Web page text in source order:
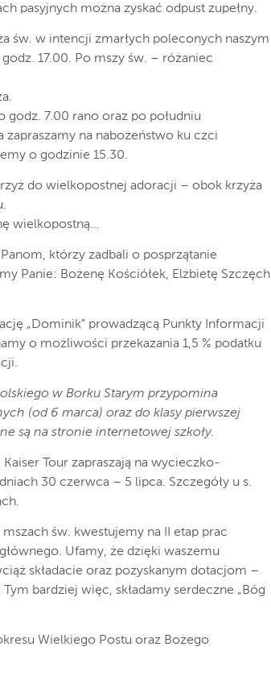
pasyjnych można zyskać odpust zupełny.
św. w intencji zmarłych poleconych naszym
17.00. Po mszy św. – różaniec
godz. 7.00 rano oraz po południu
na nabożeństwo ku czci
o godzinie 15.30.
do wielkopostnej adoracji – obok krzyża
wielkopostną…
Panom, którzy zadbali o posprzątanie
Panie: Bożenę Kościółek, Elżbietę Szczęch
„Dominik” prowadzącą Punkty Informacji
o możliwości przekazania 1,5 % podatku
w Borku Starym przypomina
(od 6 marca) oraz do klasy pierwszej
są na stronie internetowej szkoły.
Tour zapraszają na wycieczko-
30 czerwca – 5 lipca. Szczegóły u s.
św. kwestujemy na II etap prac
Ufamy, że dzięki waszemu
składacie oraz pozyskanym dotacjom –
bardziej więc, składamy serdeczne „Bóg
Wielkiego Postu oraz Bożego